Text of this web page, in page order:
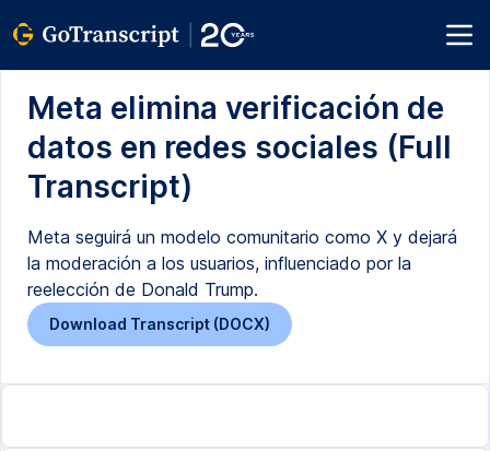
Meta elimina verificación de
datos en redes sociales (Full
Transcript)
Meta seguirá un modelo comunitario como X y dejará
la moderación a los usuarios, influenciado por la
reelección de Donald Trump.
Download Transcript (DOCX)